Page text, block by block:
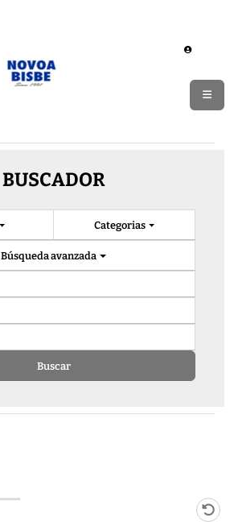
BUSCADOR
Categorias
Búsqueda avanzada
Buscar